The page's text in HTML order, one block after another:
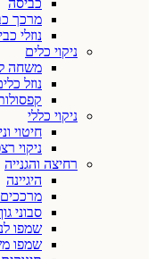
כביסה
מרכך
נוזלי
ניקוי כלים
משחה
נוזל
ניקוי כללי
חיטוי
ניקוי
רחיצה והגנייה
היגיינה
מרככים
סבוני
שמפו
שמפו